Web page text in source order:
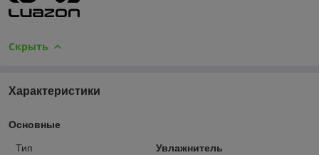
Скрыть
Характеристики
Основные
Тип
Увлажнитель